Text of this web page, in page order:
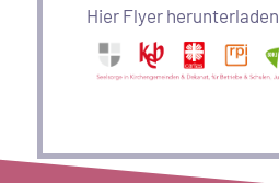
Hier Flyer herunterladen